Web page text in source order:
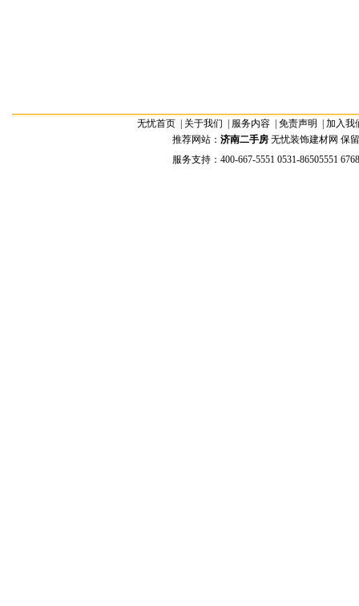
无忧首页 关于我们 服务内容 免责声明
加入我
推荐网站： 济南二手房 无忧装饰建材网 保
服务支持：400-667-5551 0531-86505551